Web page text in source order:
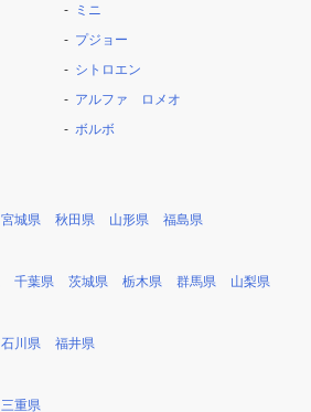
ミニ
プジョー
シトロエン
アルファ ロメオ
ボルボ
宮城県 秋田県 山形県 福島県
千葉県 茨城県 栃木県 群馬県 山梨県
石川県 福井県
三重県